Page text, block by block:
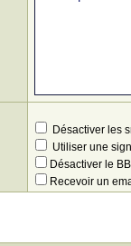
Désactiver les
Utiliser une
Désactiver le
Recevoir un